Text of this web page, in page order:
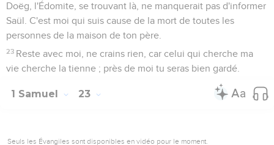
Doëg, l'Édomite, se trouvant là, ne manquerait pas d'informer
Saül. C'est moi qui suis cause de la mort de toutes les
personnes de la maison de ton père.
23 Reste avec moi, ne crains rien, car celui qui cherche ma
vie cherche la tienne ; près de moi tu seras bien gardé.
1 Samuel 23
Seuls les Évangiles sont disponibles en vidéo pour le moment.